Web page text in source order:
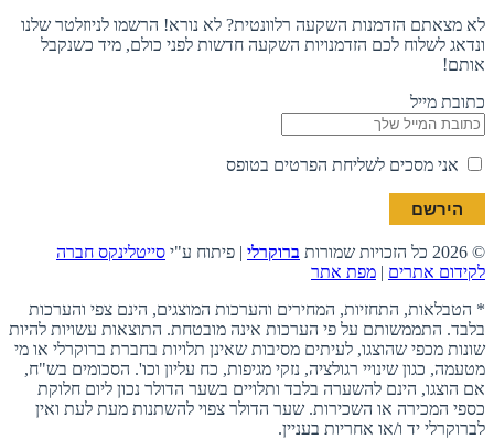
לא מצאתם הזדמנות השקעה רלוונטית? לא נורא! הרשמו לניוזלטר שלנו
ונדאג לשלוח לכם הזדמנויות השקעה חדשות לפני כולם, מיד כשנקבל
אותם!
כתובת מייל
אני מסכים לשליחת הפרטים בטופס
© 2026 כל הזכויות שמורות ברוקרלי | פיתוח ע"י סייטלינקס חברה
לקידום אתרים | מפת אתר
* הטבלאות, התחזיות, המחירים והערכות המוצגים, הינם צפי והערכות
בלבד. התממשותם על פי הערכות אינה מובטחת. התוצאות עשויות להיות
שונות מכפי שהוצגו, לעיתים מסיבות שאינן תלויות בחברת ברוקרלי או מי
מטעמה, כגון שינויי רגולציה, נזקי מגיפות, כח עליון וכו'. הסכומים בש"ח,
אם הוצגו, הינם להשערה בלבד ותלויים בשער הדולר נכון ליום חלוקת
כספי המכירה או השכירות. שער הדולר צפוי להשתנות מעת לעת ואין
לברוקרלי יד ו/או אחריות בעניין.